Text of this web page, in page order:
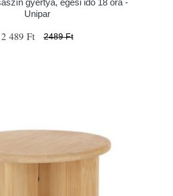
gyertya, égési idő 18 óra -
Unipar
2 489 Ft 2489 Ft